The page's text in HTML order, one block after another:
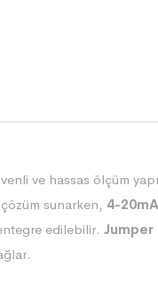
ve hassas ölçüm
sunarken, 4-20mA
edilebilir. Jumper